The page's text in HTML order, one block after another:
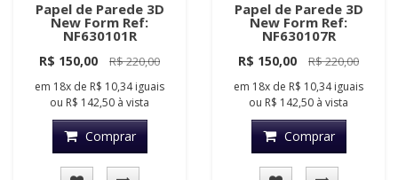
Papel de Parede 3D
New Form Ref:
NF630101R
R$ 150,00 R$ 220,00
em 18x de R$ 10,34 iguais
ou R$ 142,50 à vista
Comprar
Papel de Parede 3D
New Form Ref:
NF630107R
R$ 150,00 R$ 220,00
em 18x de R$ 10,34 iguais
ou R$ 142,50 à vista
Comprar